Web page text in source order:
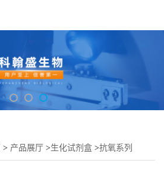
> 产品展厅 >生化试剂盒 >抗氧系列